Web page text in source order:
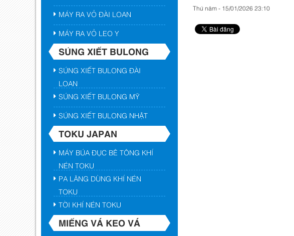
Thứ năm - 15/01/2026 23:10
MÁY RA VỎ ĐÀI LOAN
MÁY RA VỎ LEO Y
SÚNG XIẾT BULONG
SÚNG XIẾT BULONG ĐÀI
LOAN
SÚNG XIẾT BULONG MỸ
SÚNG XIẾT BULONG NHẬT
TOKU JAPAN
MÁY BÚA ĐỤC BÊ TÔNG KHÍ
NÉN TOKU
PA LĂNG DÙNG KHÍ NÉN
TOKU
TỜI KHÍ NÉN TOKU
MIẾNG VÁ KEO VÁ